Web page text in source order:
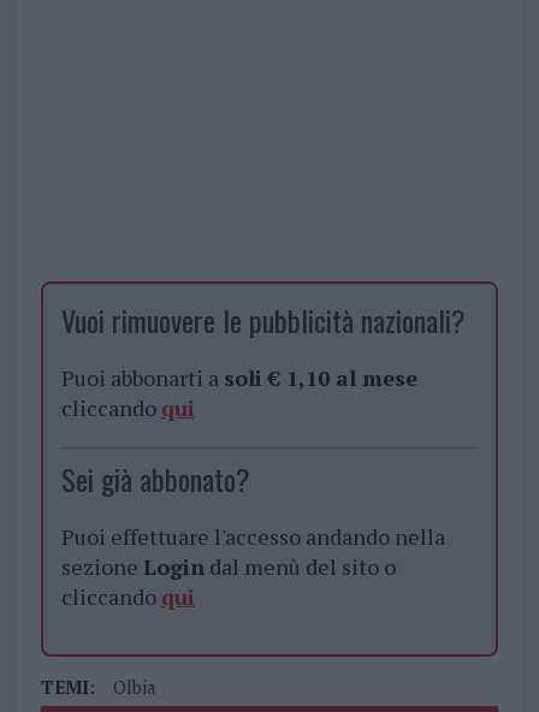
Vuoi rimuovere le pubblicità nazionali?
Puoi abbonarti a soli € 1,10 al mese
cliccando qui
Sei già abbonato?
Puoi effettuare l'accesso andando nella
sezione Login dal menù del sito o
cliccando qui
TEMI: Olbia